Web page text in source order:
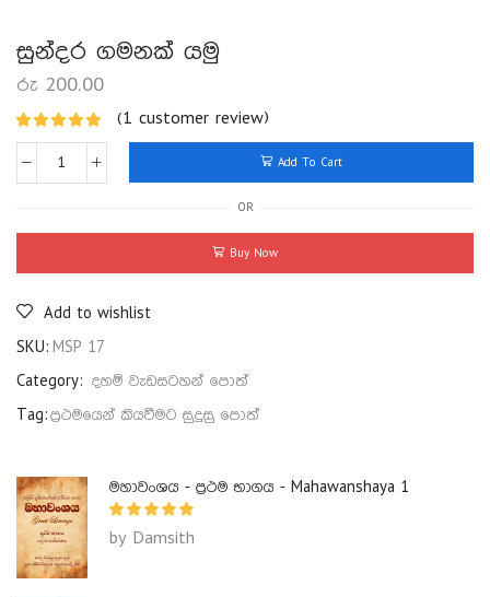
සුන්දර ගමනක් යමු
රු 200.00
(1 customer review)
Add To Cart
OR
Buy Now
Add to wishlist
SKU: MSP 17
Category: දහම් වැඩසටහන් පොත්
Tag:ප්‍රථමයෙන් කියවීමට සුදුසු පොත්
මහාවංශය - ප්‍රථම භාගය - Mahawanshaya 1
by Damsith